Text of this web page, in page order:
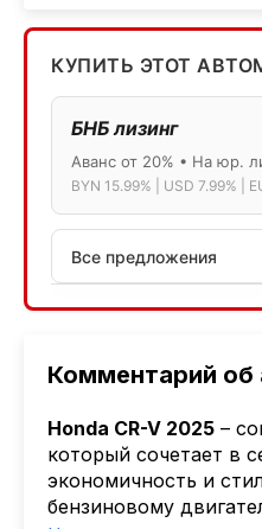
Комментарий об
Honda CR-V 2025 –
который сочетает в
экономичность и
бензиновому
КУПИТЬ ЭТОТ
БНБ лизинг
Аванс от 20% • На юр.
BYN 15.99% | USD 7.99% |
Все предложения
АСБ лизинг
Лизинг: BYN 17% | USD
Также доступен кредит
Активлизиг